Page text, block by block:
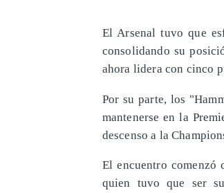
El Arsenal tuvo que
consolidando su
ahora lidera con cinco
Por su parte, los
mantenerse en la
descenso a la
El encuentro
quien tuvo que ser